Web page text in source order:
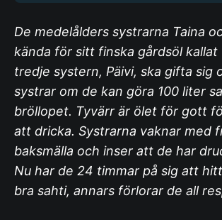
De medelålders systrarna Taina
kända för sitt finska gårdsöl kallat
tredje systern, Päivi, ska gifta sig
systrar om de kan göra 100 liter
bröllopet. Tyvärr är ölet för gott
att dricka. Systrarna vaknar med
baksmälla och inser att de har
Nu har de 24 timmar på sig att
bra sahti, annars förlorar de all